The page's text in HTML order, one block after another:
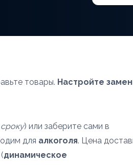
товары. Настройте
) или заберите сами в
для алкоголя. Цена
динамическое